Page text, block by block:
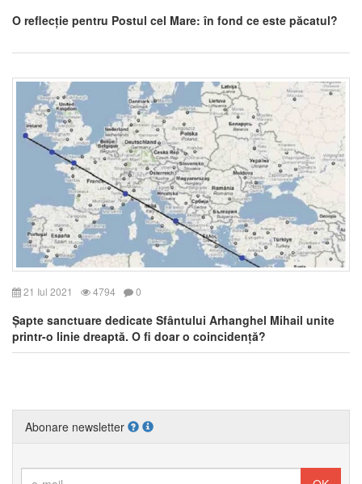
O reflecție pentru Postul cel Mare: în fond ce este păcatul?
21 Iul 2021 4794 0
Șapte sanctuare dedicate Sfântului Arhanghel Mihail unite
printr-o linie dreaptă. O fi doar o coincidență?
Abonare newsletter